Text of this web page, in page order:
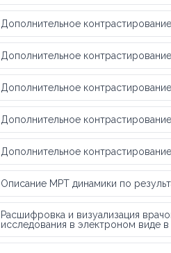
Дополнительное
Дополнительное
Дополнительное
Дополнительное
Дополнительное
Описание МРТ динамики по
Расшифровка и визуализация
исследования в электроном виде